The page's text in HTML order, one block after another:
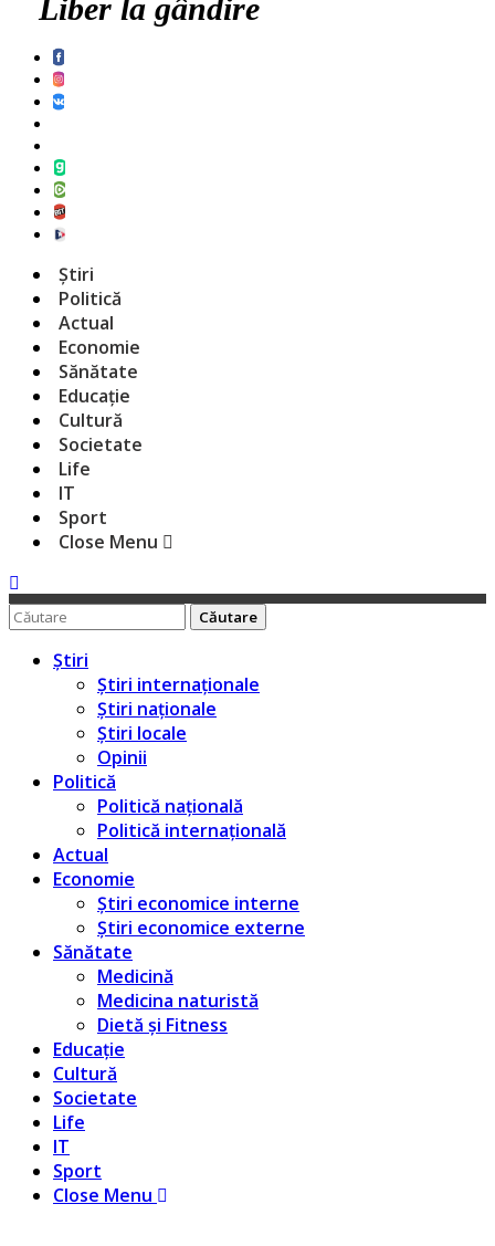
Liber la gândire
Știri
Politică
Actual
Economie
Sănătate
Educație
Cultură
Societate
Life
IT
Sport
Close Menu
Caută
pentru:
Știri
Știri internaționale
Știri naționale
Știri locale
Opinii
Politică
Politică națională
Politică internațională
Actual
Economie
Știri economice interne
Știri economice externe
Sănătate
Medicină
Medicina naturistă
Dietă și Fitness
Educație
Cultură
Societate
Life
IT
Sport
Close Menu